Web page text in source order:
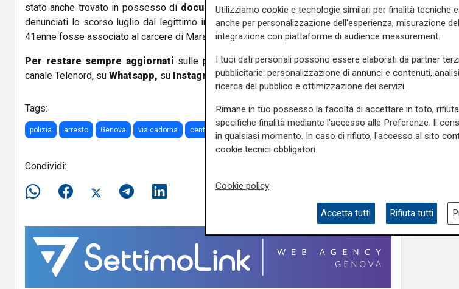
stato anche trovato in possesso di documenti d’identità non suoiche erano stati
denunciati lo scorso luglio dal legittimo intestatario. Il Magistrato ha disposto che il
41enne fosse associato al carcere di Marassi.
Per restare sempre aggiornati sulle principali notizie sulla Liguria seguiteci sul
canale Telenord, su Whatsapp, su Instagram,suYoutubee suFacebook.
Tags:
polizia arresto Genova via cadorna centro
Condividi:
tre
Utilizziamo cookie e tecnologie similari per finalità tecniche
anche per personalizzazione dell'esperienza, misurazione
integrazione con piattaforme di audience measurement.
I tuoi dati personali possono essere elaborati da partner
pubblicitarie: personalizzazione di annunci e contenuti,
ricerca del pubblico e ottimizzazione dei servizi.
Rimane in tuo possesso la facoltà di accettare in toto,
specifiche finalità mediante l'accesso alle Preferenze. Il
in qualsiasi momento. In caso di rifiuto, l'accesso al sito
cookie tecnici obbligatori.
Cookie policy
Accetta tutti Rifiuta tutti